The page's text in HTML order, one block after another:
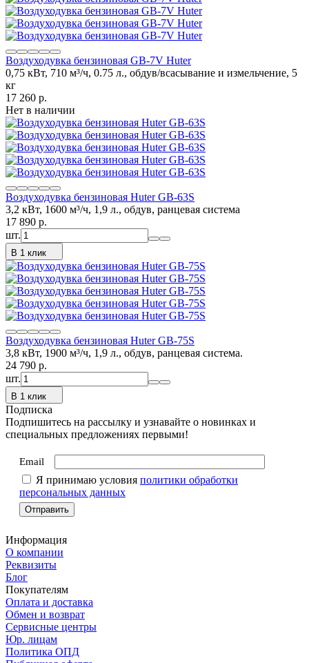
Воздуходувка бензиновая GB-7V Huter
0,75 кВт, 710 м³/ч, 0.75 л., обдув/всасывание и измельчение, 5
кг
17 260 p.
Нет в наличии
Воздуходувка бензиновая Huter GB-63S
3,2 кВт, 1600 м³/ч, 1,9 л., обдув, ранцевая система
17 890 p.
шт.
В 1 клик
Воздуходувка бензиновая Huter GB-75S
3,8 кВт, 1900 м³/ч, 1,9 л., обдув, ранцевая система.
24 790 p.
шт.
В 1 клик
Подписка
Подпишитесь на рассылку и узнавайте о новинках и
специальных предложениях первыми!
Email
Я принимаю условия политики обработки
персональных данных
Информация
О компании
Реквизиты
Блог
Покупателям
Оплата и доставка
Обмен и возврат
Сервисные центры
Юр. лицам
Политика ОПД